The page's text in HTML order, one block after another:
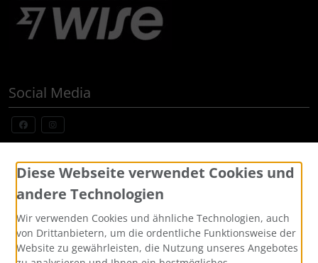
Social Media
Widerrufsformular
Diese Webseite verwendet Cookies und
andere Technologien
Wir verwenden Cookies und ähnliche Technologien, auch
von Drittanbietern, um die ordentliche Funktionsweise der
Website zu gewährleisten, die Nutzung unseres Angebotes